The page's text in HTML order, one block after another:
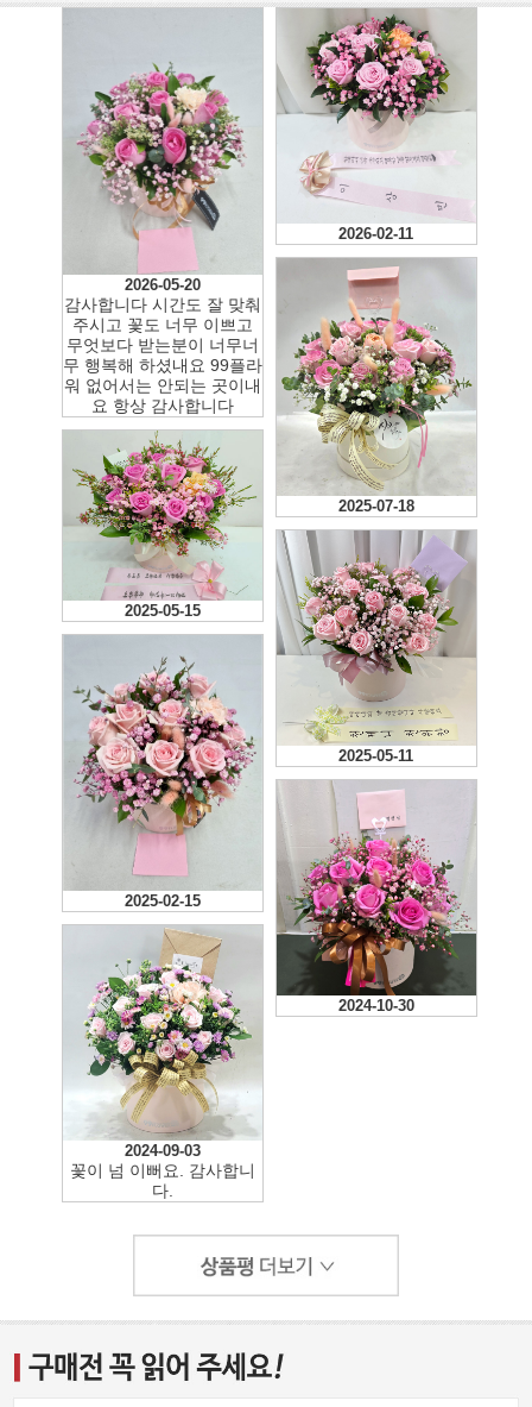
2026-05-20
감사합니다 시간도 잘 맞춰
주시고 꽃도 너무 이쁘고
무엇보다 받는분이 너무너
무 행복해 하셨내요 99플라
워 없어서는 안되는 곳이내
요 항상 감사합니다
2026-02-11
2025-07-18
2025-05-15
2025-05-11
2025-02-15
2024-10-30
2024-09-03
꽃이 넘 이뻐요. 감사합니
다.